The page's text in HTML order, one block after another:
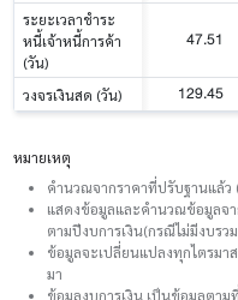
ระยะเวลาชำระ
หนี้เจ้าหนี้การค้า
(วัน)
47.51
วงจรเงินสด (วัน) 129.45
หมายเหตุ
คำนวณจากราคาที่ปรับฐานแล้ว
แสดงข้อมูลและคำนวณข้อมูลจ
ตามปีงบการเงิน(กรณีไม่มีงบร
ข้อมูลจะเปลี่ยนแปลงทุกไตรมา
มา
ข้อมูลงบการเงิน เป็นข้อมูลตา